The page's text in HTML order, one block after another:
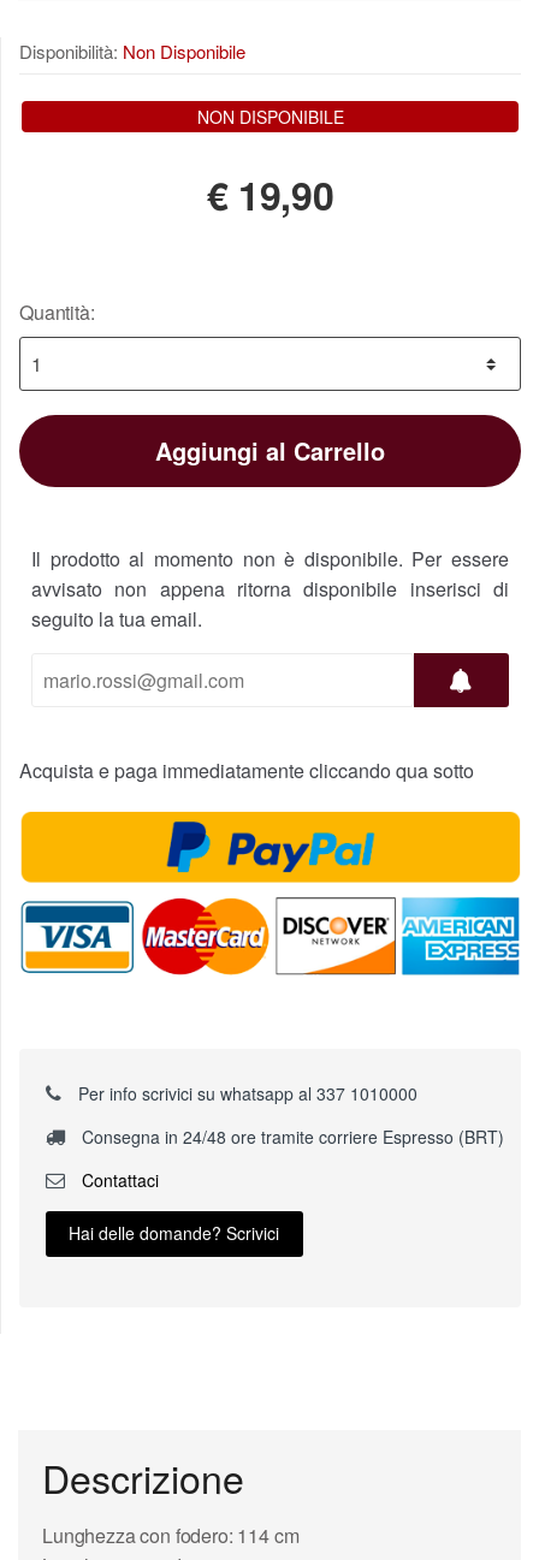
Disponibilità: Non Disponibile
NON DISPONIBILE
€ 19,90
Quantità:
Aggiungi al Carrello
Il prodotto al momento non è disponibile. Per essere
avvisato non appena ritorna disponibile inserisci di
seguito la tua email.
Acquista e paga immediatamente cliccando qua sotto
Per info scrivici su whatsapp al 337 1010000
Consegna in 24/48 ore tramite corriere Espresso (BRT)
Contattaci
Hai delle domande? Scrivici
Descrizione
Lunghezza con fodero: 114 cm